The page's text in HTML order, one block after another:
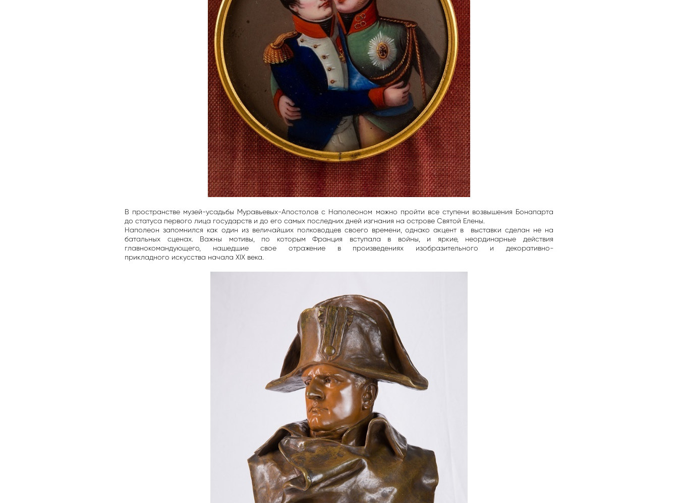
В пространстве музей-усадьбы Муравьевых-Апостолов с Наполеоном можно пройти все ступени возвышения Бонапарта
до статуса первого лица государств и до его самых последних дней изгнания на острове Святой Елены.
Наполеон запомнился как один из величайших полководцев своего времени, однако акцент в выставки сделан не на
батальных сценах. Важны мотивы, по которым Франция вступала в войны, и яркие, неординарные действия
главнокомандующего, нашедшие свое отражение в произведениях изобразительного и декоративно-
прикладного искусства начала XIX века.